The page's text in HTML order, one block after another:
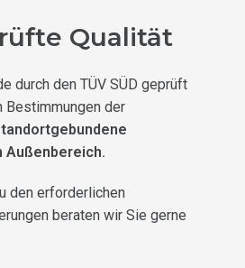
Qualität
durch den TÜV SÜD geprüft
Bestimmungen der
Außenbereich.
den erforderlichen
beraten wir Sie gerne